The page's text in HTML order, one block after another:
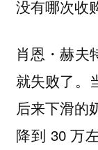
没有哪次收
肖恩・赫夫
就失败了。
后来下滑的
降到 30 万